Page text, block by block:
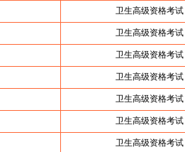
卫生高级资格考试
卫生高级资格考试
卫生高级资格考试
卫生高级资格考试
卫生高级资格考试
卫生高级资格考试
卫生高级资格考试